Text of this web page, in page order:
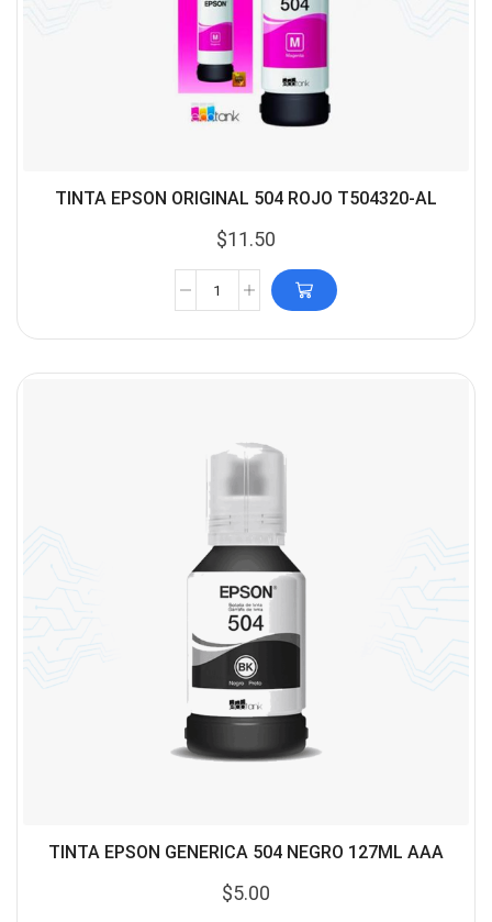
TINTA EPSON ORIGINAL 504 ROJO T504320-AL
$11.50
TINTA EPSON GENERICA 504 NEGRO 127ML AAA
$5.00